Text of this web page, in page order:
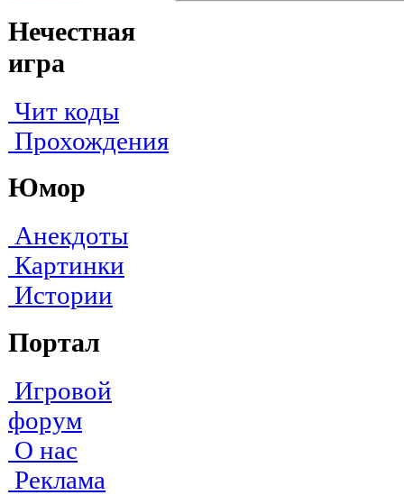
Нечестная
игра
Чит коды
Прохождения
Юмор
Анекдоты
Картинки
Истории
Портал
Игровой
форум
О нас
Реклама